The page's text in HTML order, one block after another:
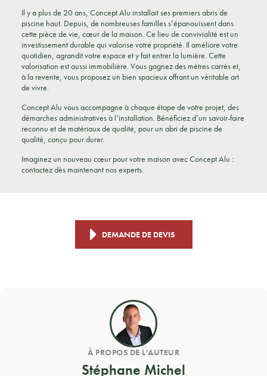
Il y a plus de 20 ans, Concept Alu installait ses premiers abris de
piscine haut. Depuis, de nombreuses familles s’épanouissent dans
cette pièce de vie, cœur de la maison. Ce lieu de convivialité est un
investissement durable qui valorise votre propriété. Il améliore votre
quotidien, agrandit votre espace et y fait entrer la lumière. Cette
valorisation est aussi immobilière. Vous gagnez des mètres carrés et,
à la revente, vous proposez un bien spacieux offrant un véritable art
de vivre.
Concept Alu vous accompagne à chaque étape de votre projet, des
démarches administratives à l’installation. Bénéficiez d’un savoir-faire
reconnu et de matériaux de qualité, pour un abri de piscine de
qualité, conçu pour durer.
Imaginez un nouveau cœur pour votre maison avec Concept Alu :
contactez dès maintenant nos experts.
DEMANDE DE DEVIS
À PROPOS DE L'AUTEUR
Stéphane Michel